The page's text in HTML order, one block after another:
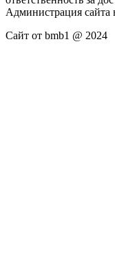
Администрация сайта
Сайт от bmb1 @ 2024